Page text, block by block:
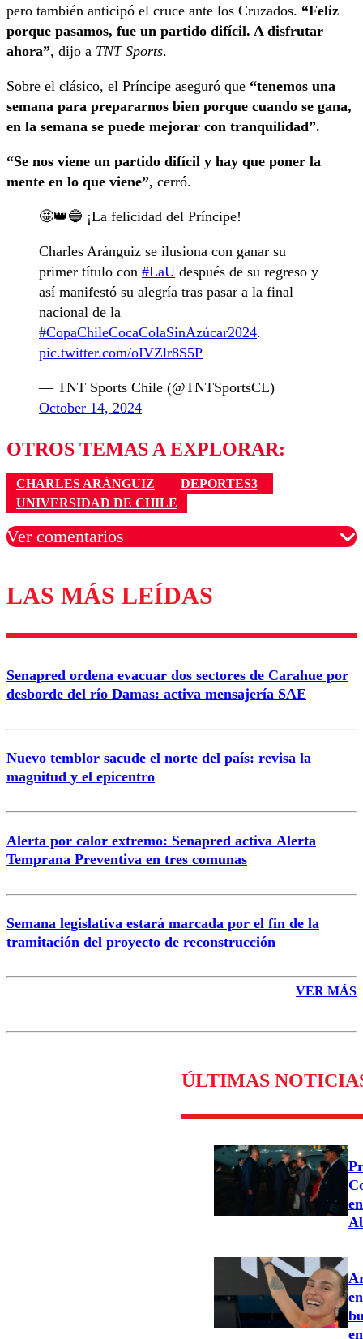
pero también anticipó el cruce ante los Cruzados. “Feliz
porque pasamos, fue un partido difícil. A disfrutar
ahora”, dijo a TNT Sports.
Sobre el clásico, el Príncipe aseguró que “tenemos una
semana para prepararnos bien porque cuando se gana,
en la semana se puede mejorar con tranquilidad”.
“Se nos viene un partido difícil y hay que poner la
mente en lo que viene”, cerró.
🤩👑🔵 ¡La felicidad del Príncipe!
Charles Aránguiz se ilusiona con ganar su
primer título con #LaU después de su regreso y
así manifestó su alegría tras pasar a la final
nacional de la
#CopaChileCocaColaSinAzúcar2024.
pic.twitter.com/oIVZlr8S5P
— TNT Sports Chile (@TNTSportsCL)
October 14, 2024
OTROS TEMAS A EXPLORAR:
CHARLES ARÁNGUIZ
DEPORTES3
UNIVERSIDAD DE CHILE
Ver comentarios
Los comentarios son moderados para garantizar un
diálogo respetuoso.
Correo
LAS MÁS LEÍDAS
Senapred ordena evacuar dos sectores de Carahue por
desborde del río Damas: activa mensajería SAE
Nuevo temblor sacude el norte del país: revisa la
magnitud y el epicentro
Alerta por calor extremo: Senapred activa Alerta
Temprana Preventiva en tres comunas
Semana legislativa estará marcada por el fin de la
tramitación del proyecto de reconstrucción
VER MÁS
ÚLTIMAS